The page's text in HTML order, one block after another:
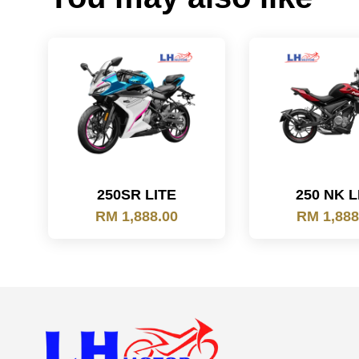
250SR LITE
RM 1,888.00
250 NK
RM